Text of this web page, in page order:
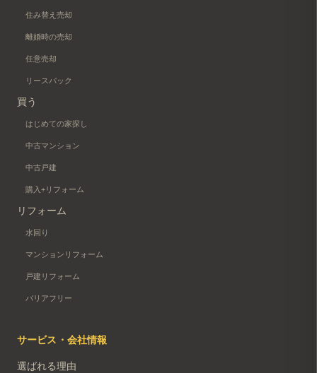
住み替え売却
離婚時の売却
任意売却
リースバック
買う
はじめての家探し
中古マンション
中古戸建
購入+リフォーム
リフォーム
水回り
マンションリフォーム
戸建リフォーム
バリアフリー
サービス・会社情報
選ばれる理由